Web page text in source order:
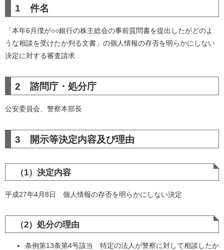
1 件名
「本年6月僕が○○銀行の株主総会の事前質問書を提出したがどのよ
うな相談を受けたか判る文書」の個人情報の存否を明らかにしない
決定に対する審査請求
2 諮問庁・処分庁
公安委員会、警察本部長
3 開示等決定内容及び理由
（1）決定内容
平成27年4月8日 個人情報の存否を明らかにしない決定
（2）処分の理由
条例第13条第4号該当 特定の法人が警察に対して相談したか